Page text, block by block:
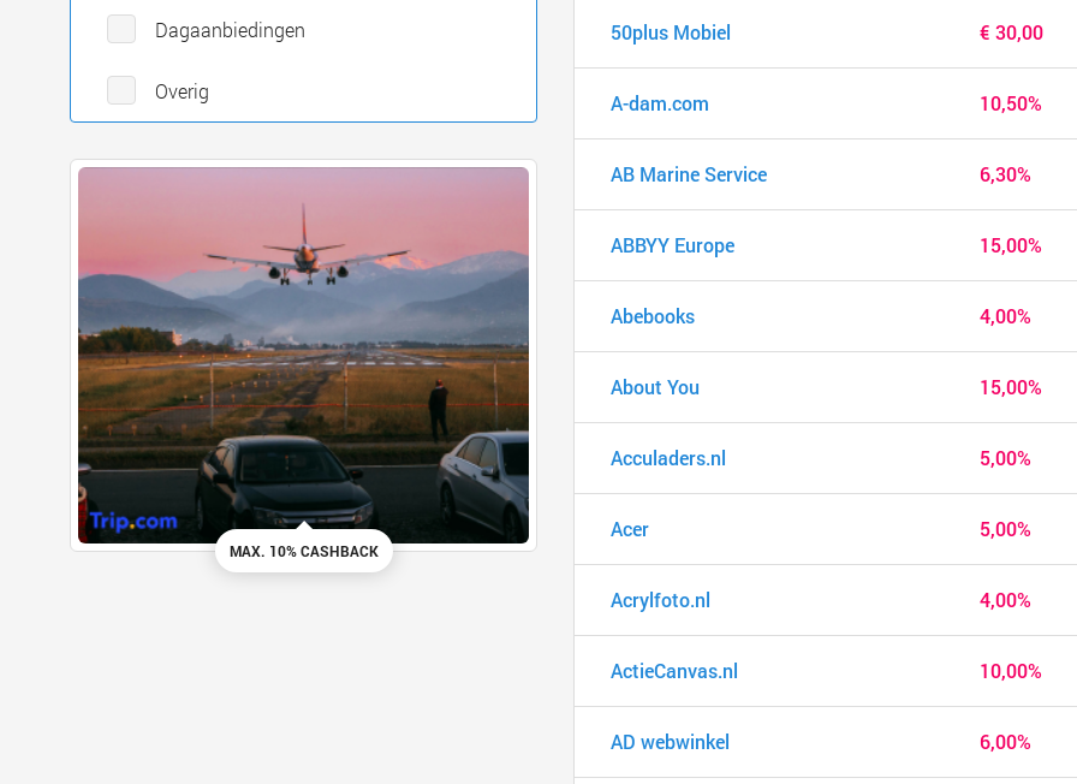
Dagaanbiedingen
Overig
MAX. 10% CASHBACK
50plus Mobiel € 30,00
A-dam.com 10,50%
AB Marine Service 6,30%
ABBYY Europe 15,00%
Abebooks 4,00%
About You 15,00%
Acculaders.nl 5,00%
Acer 5,00%
Acrylfoto.nl 4,00%
ActieCanvas.nl 10,00%
AD webwinkel 6,00%